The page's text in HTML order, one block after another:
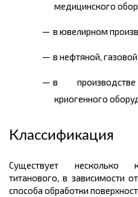
медицинского
в ювелирном
в нефтяной,
в
криогенного
Классификация
Существует несколько
титанового, в зависимости
способа обработки